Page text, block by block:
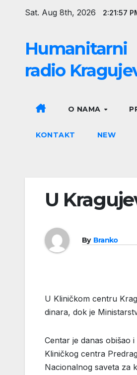
Sat. Aug 8th, 2026 2:21:58
Humanitarni
radio
O NAMA
KONTAKT NEW
U
By Branko
U Kliničkom centru
dinara, dok je
Centar je danas obišao
Kliničkog centra
Nacionalnog saveta za